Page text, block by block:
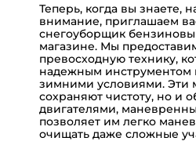
Теперь, когда вы знаете,
внимание, приглашаем
снегоуборщик
магазине. Мы
превосходную технику,
надежным инструментом
зимними условиями. Эти
сохраняют чистоту, но и
двигателями,
позволяет им легко
очищать даже сложные